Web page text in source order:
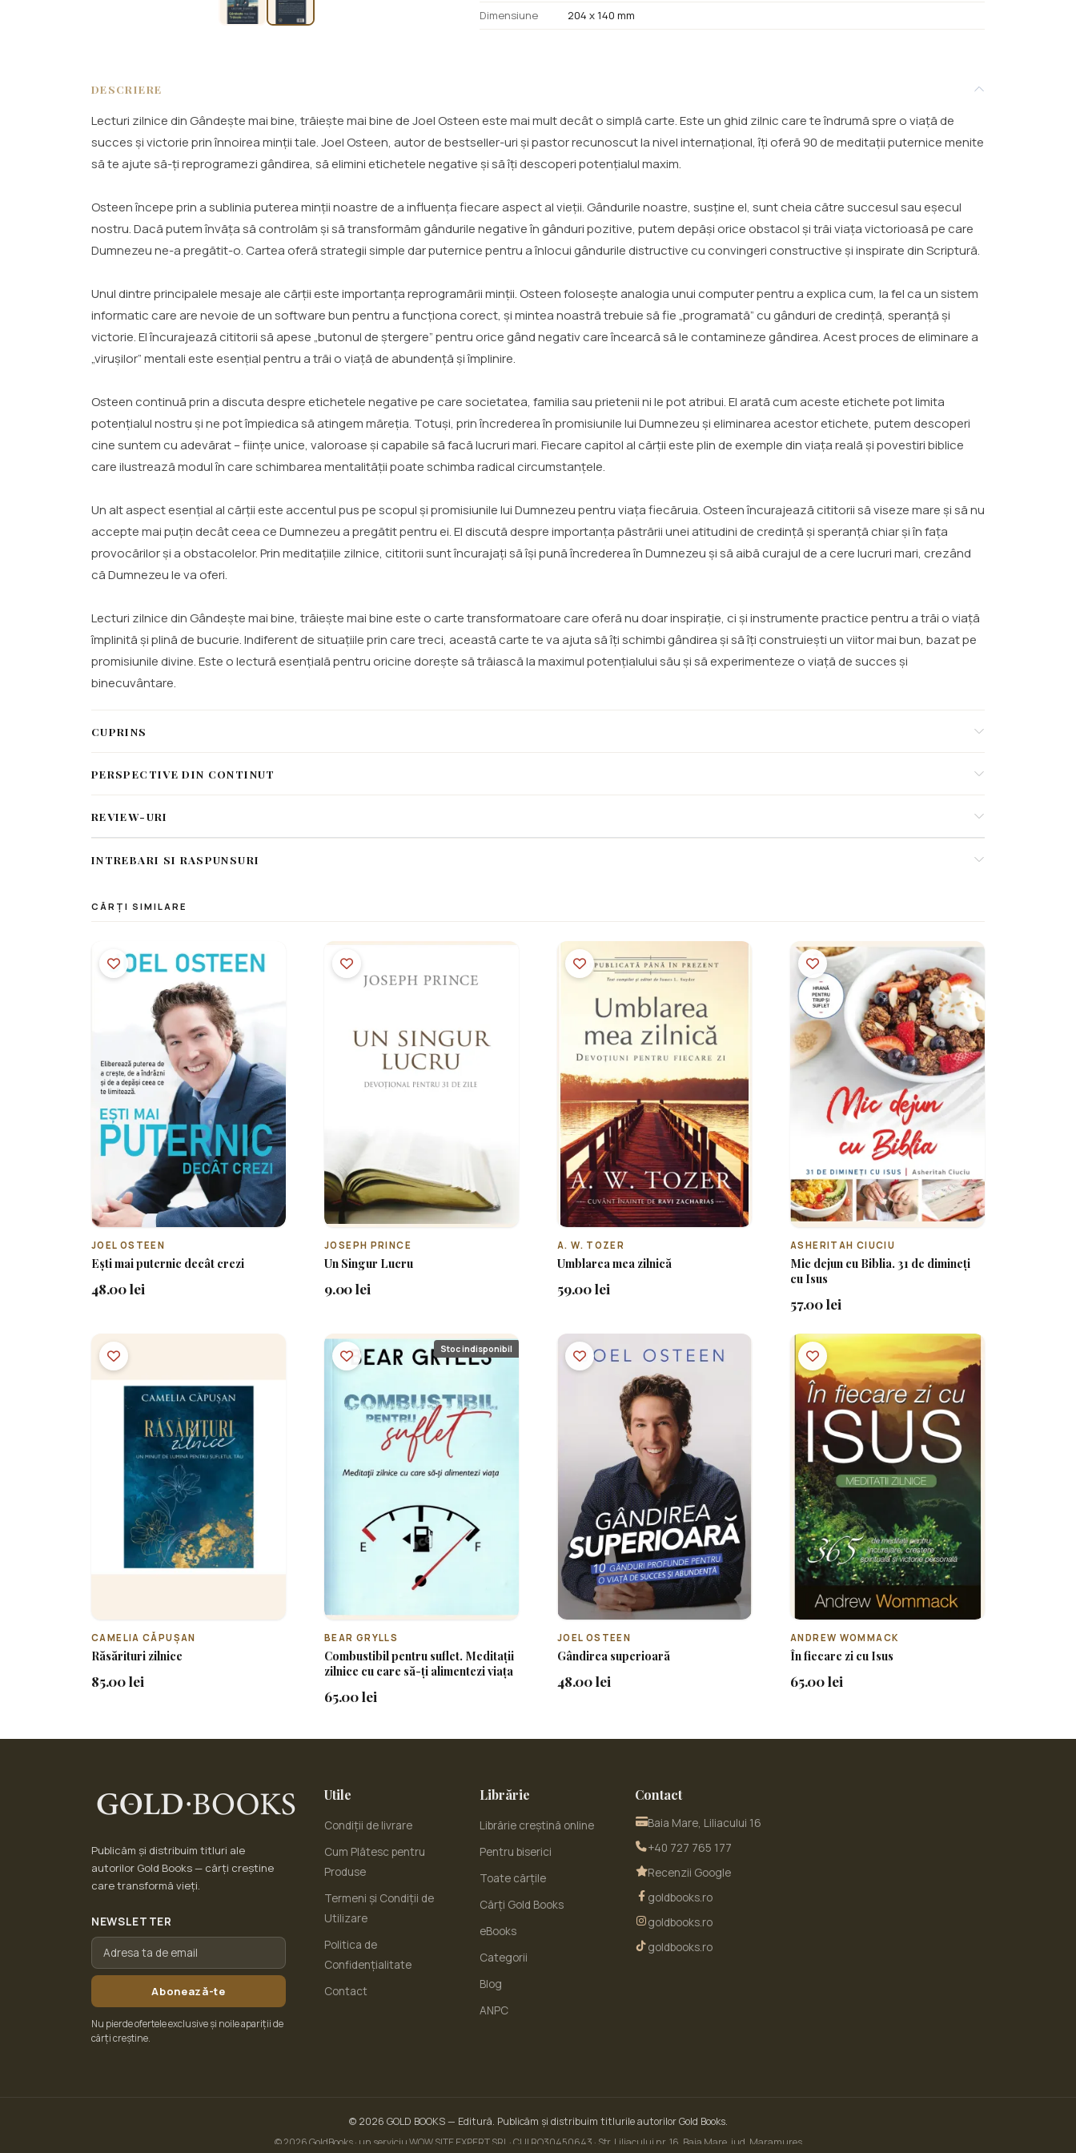
Dimensiune 204 x 140 mm
DESCRIERE
Lecturi zilnice din Gândește mai bine, trăiește mai bine de Joel Osteen este mai mult decât o simplă carte. Este un ghid zilnic care te îndrumă spre o viață de
succes și victorie prin înnoirea minții tale. Joel Osteen, autor de bestseller-uri și pastor recunoscut la nivel internațional, îți oferă 90 de meditații puternice menite
să te ajute să-ți reprogramezi gândirea, să elimini etichetele negative și să îți descoperi potențialul maxim.
Osteen începe prin a sublinia puterea minții noastre de a influența fiecare aspect al vieții. Gândurile noastre, susține el, sunt cheia către succesul sau eșecul
nostru. Dacă putem învăța să controlăm și să transformăm gândurile negative în gânduri pozitive, putem depăși orice obstacol și trăi viața victorioasă pe care
Dumnezeu ne-a pregătit-o. Cartea oferă strategii simple dar puternice pentru a înlocui gândurile distructive cu convingeri constructive și inspirate din Scriptură.
Unul dintre principalele mesaje ale cărții este importanța reprogramării minții. Osteen folosește analogia unui computer pentru a explica cum, la fel ca un sistem
informatic care are nevoie de un software bun pentru a funcționa corect, și mintea noastră trebuie să fie „programată” cu gânduri de credință, speranță și
victorie. El încurajează cititorii să apese „butonul de ștergere” pentru orice gând negativ care încearcă să le contamineze gândirea. Acest proces de eliminare a
„virușilor” mentali este esențial pentru a trăi o viață de abundență și împlinire.
Osteen continuă prin a discuta despre etichetele negative pe care societatea, familia sau prietenii ni le pot atribui. El arată cum aceste etichete pot limita
potențialul nostru și ne pot împiedica să atingem măreția. Totuși, prin încrederea în promisiunile lui Dumnezeu și eliminarea acestor etichete, putem descoperi
cine suntem cu adevărat – ființe unice, valoroase și capabile să facă lucruri mari. Fiecare capitol al cărții este plin de exemple din viața reală și povestiri biblice
care ilustrează modul în care schimbarea mentalității poate schimba radical circumstanțele.
Un alt aspect esențial al cărții este accentul pus pe scopul și promisiunile lui Dumnezeu pentru viața fiecăruia. Osteen încurajează cititorii să viseze mare și să nu
accepte mai puțin decât ceea ce Dumnezeu a pregătit pentru ei. El discută despre importanța păstrării unei atitudini de credință și speranță chiar și în fața
provocărilor și a obstacolelor. Prin meditațiile zilnice, cititorii sunt încurajați să își pună încrederea în Dumnezeu și să aibă curajul de a cere lucruri mari, crezând
că Dumnezeu le va oferi.
Lecturi zilnice din Gândește mai bine, trăiește mai bine este o carte transformatoare care oferă nu doar inspirație, ci și instrumente practice pentru a trăi o viață
împlinită și plină de bucurie. Indiferent de situațiile prin care treci, această carte te va ajuta să îți schimbi gândirea și să îți construiești un viitor mai bun, bazat pe
promisiunile divine. Este o lectură esențială pentru oricine dorește să trăiască la maximul potențialului său și să experimenteze o viață de succes și
binecuvântare.
CUPRINS
PERSPECTIVE DIN CONTINUT
REVIEW-URI
INTREBARI SI RASPUNSURI
CĂRȚI SIMILARE
JOEL OSTEEN
Ești mai puternic decât crezi
48.00 lei
JOSEPH PRINCE
Un Singur Lucru
9.00 lei
A. W. TOZER
Umblarea mea zilnică
59.00 lei
ASHERITAH CIUCIU
Mic dejun cu Biblia. 31 de dimineți
cu Isus
57.00 lei
CAMELIA CĂPUȘAN
Răsărituri zilnice
85.00 lei
Stoc indisponibil
BEAR GRYLLS
Combustibil pentru suflet. Meditații
zilnice cu care să-ți alimentezi viața
65.00 lei
JOEL OSTEEN
Gândirea superioară
48.00 lei
ANDREW WOMMACK
În fiecare zi cu Isus
65.00 lei
Publicăm și distribuim titluri ale
autorilor Gold Books — cărți creștine
care transformă vieți.
NEWSLETTER
Abonează-te
Nu pierde ofertele exclusive și noile apariții de
cărți creștine.
Utile
Condiții de livrare
Cum Plătesc pentru
Produse
Termeni și Condiții de
Utilizare
Politica de
Confidențialitate
Contact
Librărie
Librărie creștină online
Pentru biserici
Toate cărțile
Cărți Gold Books
eBooks
Categorii
Blog
ANPC
Contact
Baia Mare, Liliacului 16
+40 727 765 177
Recenzii Google
goldbooks.ro
goldbooks.ro
goldbooks.ro
© 2026 GOLD BOOKS— Editură. Publicăm și distribuim titlurile autorilor Gold Books.
© 2026 GoldBooks · un serviciu WOW SITE EXPERT SRL · CUI RO30450643 · Str. Liliacului nr. 16, Baia Mare, jud. Maramureș